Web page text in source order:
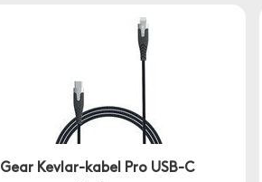
Gear Kevlar-kabel Pro USB-C